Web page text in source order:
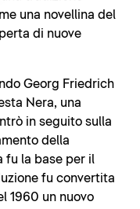
una novellina del
di nuove
Georg Friedrich
Nera, una
in seguito sulla
della
fu la base per il
fu convertita
1960 un nuovo